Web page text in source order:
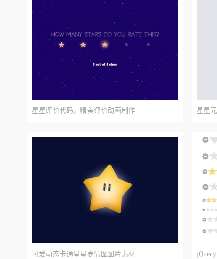
星星评价代码，精美评价动画制作 星星
可爱动态卡通星星表情图图片素材